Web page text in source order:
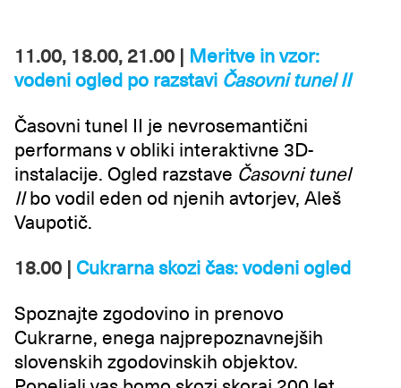
11.00, 18.00, 21.00 | Meritve in vzor:
vodeni ogled po razstavi Časovni tunel II
Časovni tunel II je nevrosemantični
performans v obliki interaktivne 3D-
instalacije. Ogled razstave Časovni tunel
IIbo vodil eden od njenih avtorjev, Aleš
Vaupotič.
18.00 | Cukrarna skozi čas: vodeni ogled
Spoznajte zgodovino in prenovo
Cukrarne, enega najprepoznavnejših
slovenskih zgodovinskih objektov.